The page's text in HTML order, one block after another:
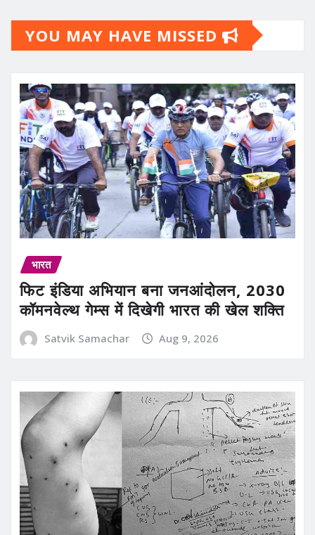
YOU MAY HAVE MISSED
भारत
फिट इंडिया अभियान बना जनआंदोलन, 2030
कॉमनवेल्थ गेम्स में दिखेगी भारत की खेल शक्ति
Satvik Samachar Aug 9, 2026